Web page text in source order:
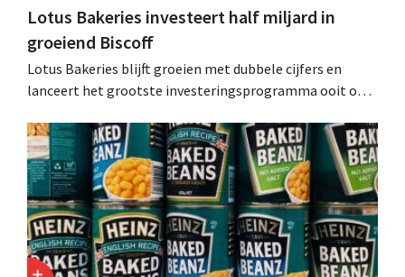
Lotus Bakeries investeert half miljard in
groeiend Biscoff
Lotus Bakeries blijft groeien met dubbele cijfers en
lanceert het grootste investeringsprogramma ooit om
moeten dit momentum grijpen”.